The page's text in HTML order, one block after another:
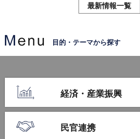
最新情報一覧
目的・テーマから探す
経済・産業振興
民官連携